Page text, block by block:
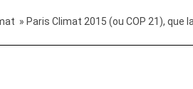
» Paris Climat 2015 (ou COP 21), que